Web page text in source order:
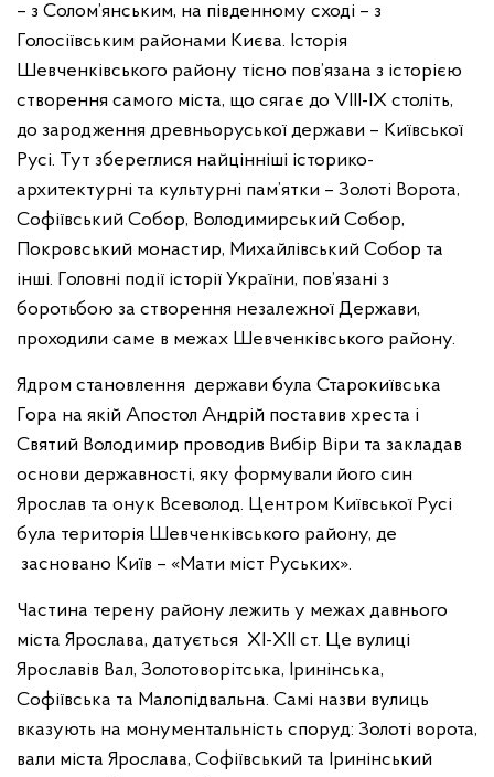
– з Солом’янським, на південному сході – з
Голосіївським районами Києва. Історія
Шевченківського району тісно пов’язана з історією
створення самого міста, що сягає до VIII-IX століть,
до зародження древньоруської держави – Київської
Русі. Тут збереглися найцінніші історико-
архитектурні та культурні пам’ятки – Золоті Ворота,
Софіївський Собор, Володимирський Собор,
Покровський монастир, Михайлівський Собор та
інші. Головні події історії України, пов’язані з
боротьбою за створення незалежної Держави,
проходили саме в межах Шевченківського району.
Ядром становлення держави була Старокиївська
Гора на якій Апостол Андрій поставив хреста і
Святий Володимир проводив Вибір Віри та закладав
основи державності, яку формували його син
Ярослав та онук Всеволод. Центром Київської Русі
була територія Шевченківського району, де
засновано Київ – «Мати міст Руських».
Частина терену району лежить у межах давнього
міста Ярослава, датується XI-XII ст. Це вулиці
Ярославів Вал, Золотоворітська, Іринінська,
Софіївська та Малопідвальна. Самі назви вулиць
вказують на монументальність споруд: Золоті ворота,
вали міста Ярослава, Софіївський та Іринінський